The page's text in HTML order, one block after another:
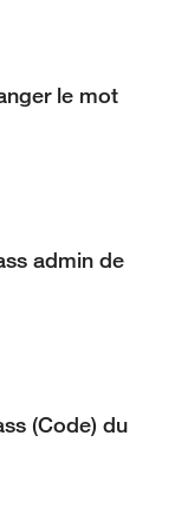
le mot
admin de
(Code) du